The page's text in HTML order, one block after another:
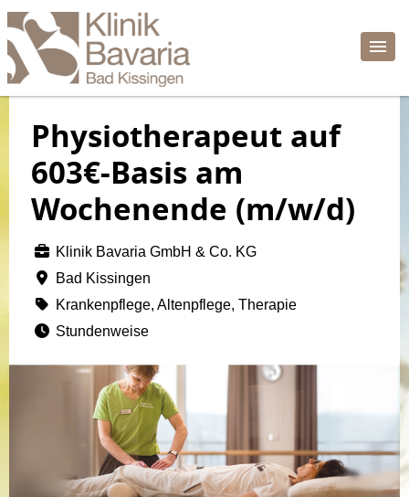
Physiotherapeut auf
603€-Basis am
Wochenende (m/w/d)
Klinik Bavaria GmbH & Co. KG
Bad Kissingen
Krankenpflege, Altenpflege, Therapie
Stundenweise